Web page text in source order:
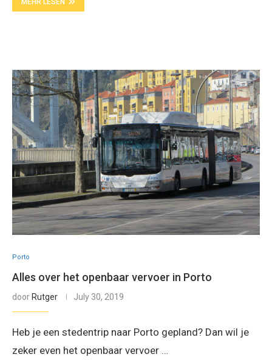
MEHR LESEN
Porto
Alles over het openbaar vervoer in Porto
door Rutger July 30, 2019
Heb je een stedentrip naar Porto gepland? Dan wil je
zeker even het openbaar vervoer …